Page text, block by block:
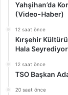
Yahşihan’da
(Video-Haber)
12 saat önce
Kırşehir
Hala
12 saat önce
TSO Başkan
20 saat önce